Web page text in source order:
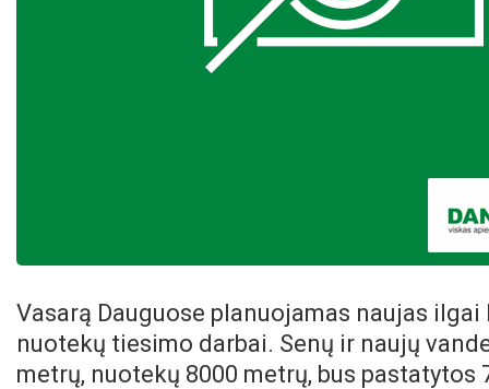
Vasarą Dauguose planuojamas naujas
nuotekų tiesimo darbai. Senų ir naujų
metrų, nuotekų 8000 metrų, bus